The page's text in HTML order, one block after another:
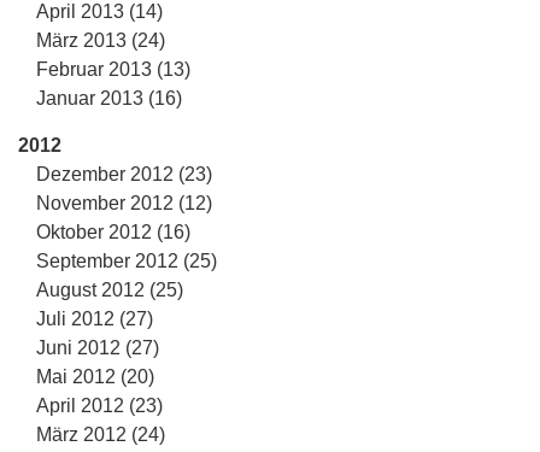
April 2013 (14)
März 2013 (24)
Februar 2013 (13)
Januar 2013 (16)
2012
Dezember 2012 (23)
November 2012 (12)
Oktober 2012 (16)
September 2012 (25)
August 2012 (25)
Juli 2012 (27)
Juni 2012 (27)
Mai 2012 (20)
April 2012 (23)
März 2012 (24)